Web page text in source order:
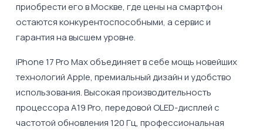
приобрести его в Москве, где цены на смартфон
остаются конкурентоспособными, а сервис и
гарантия на высшем уровне.
iPhone 17 Pro Max объединяет в себе мощь новейших
технологий Apple, премиальный дизайн и удобство
использования. Высокая производительность
процессора A19 Pro, передовой OLED-дисплей с
частотой обновления 120 Гц, профессиональная